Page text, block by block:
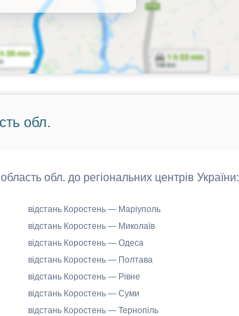
обл.
обл. до регіональних центрів України:
відстань Коростень — Маріуполь
відстань Коростень — Миколаїв
відстань Коростень — Одеса
відстань Коростень — Полтава
відстань Коростень — Рівне
відстань Коростень — Суми
відстань Коростень — Тернопіль